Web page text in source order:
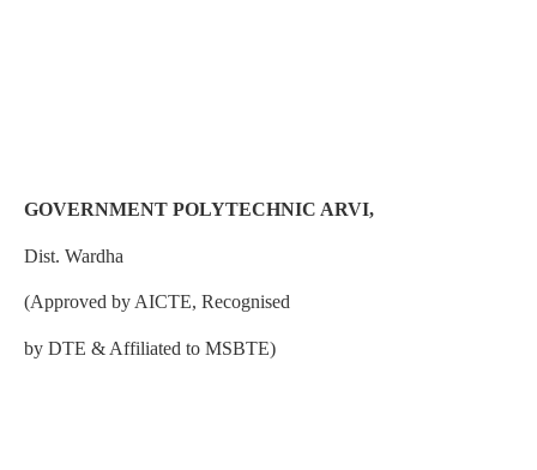
GOVERNMENT POLYTECHNIC ARVI,
Dist. Wardha
(Approved by AICTE, Recognised
by DTE & Affiliated to MSBTE)